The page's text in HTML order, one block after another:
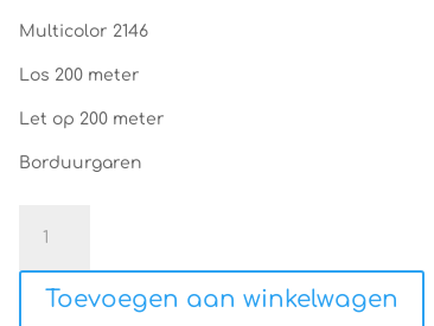
€3,20.
Multicolor 2146
Los 200 meter
Let op 200 meter
Borduurgaren
rayon
2146
aantal
Toevoegen aan winkelwagen